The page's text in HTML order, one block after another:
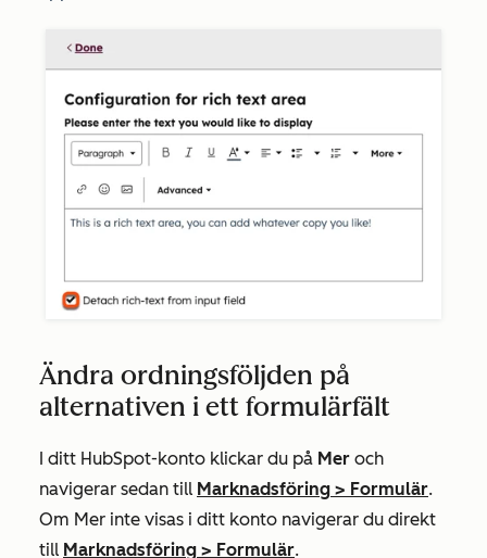
Ändra ordningsföljden på
alternativen i ett formulärfält
I ditt HubSpot-konto klickar du på Mer och
navigerar sedan till Marknadsföring > Formulär.
Om Mer inte visas i ditt konto navigerar du direkt
till Marknadsföring > Formulär.